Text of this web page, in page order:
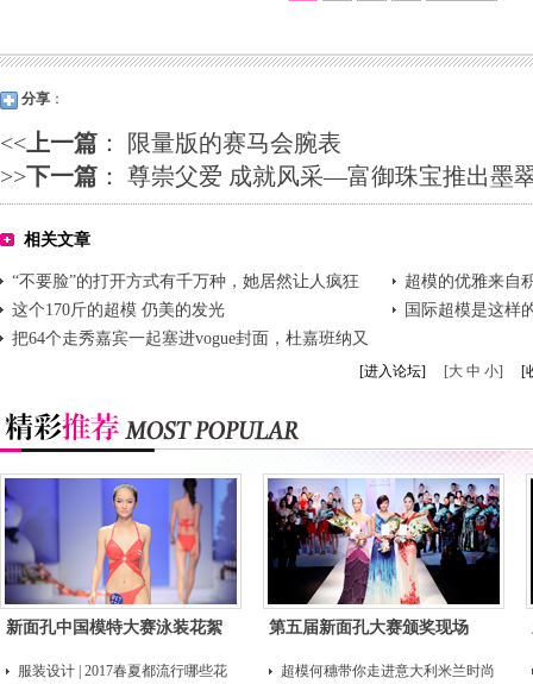
分享 ：
<<上一篇 ： 限量版的赛马会腕表
>>下一篇 ： 尊崇父爱 成就风采—富御珠宝推出墨
相关文章
“不要脸”的打开方式有千万种，她居然让人疯狂
追捧!
超模的优雅来自
这个170斤的超模 仍美的发光
国际超模是这样
把64个走秀嘉宾一起塞进vogue封面，杜嘉班纳又
[进入论坛] [大 中 小] [
新面孔中国模特大赛泳装花絮 第五届新面孔大赛颁奖现场
服装设计 | 2017春夏都流行哪些花 超模何穗带你走进意大利米兰时尚